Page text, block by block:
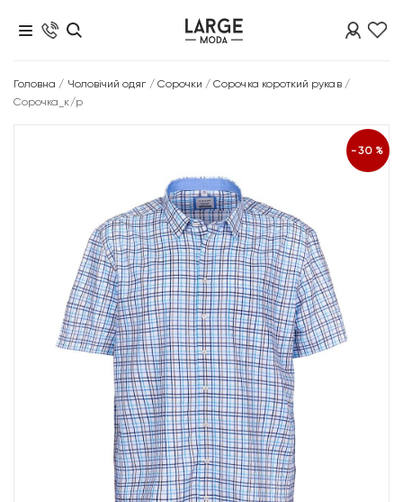
Головна / Чоловічий одяг / Сорочки /Сорочка короткий рукав/
Сорочка_к/р
-30%